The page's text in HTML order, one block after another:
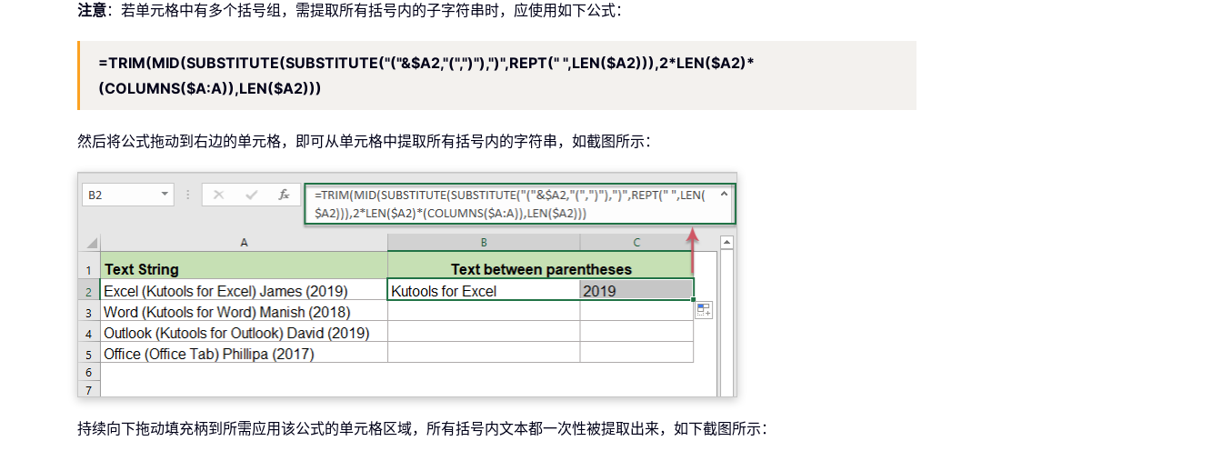
注意：若单元格中有多个括号组，需提取所有括号内的子字符串时，应使用如下公式：
=TRIM(MID(SUBSTITUTE(SUBSTITUTE("("&$A2,"(",")"),")",REPT(" ",LEN($A2))),2*LEN($A2)*
(COLUMNS($A:A)),LEN($A2)))
然后将公式拖动到右边的单元格，即可从单元格中提取所有括号内的字符串，如截图所示：
持续向下拖动填充柄到所需应用该公式的单元格区域，所有括号内文本都一次性被提取出来，如下截图所示：